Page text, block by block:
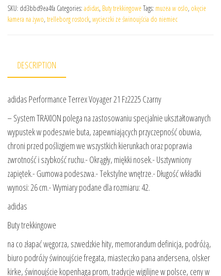
SKU: dd3bbd9ea4fa Categories: adidas, Buty trekkingowe Tags: muzea w oslo, okęcie
kamera na żywo, trelleborg rostock, wycieczki ze świnoujścia do niemiec
DESCRIPTION
adidas Performance Terrex Voyager 21 Fz2225 Czarny
– System TRAXION polega na zastosowaniu specjalnie ukształtowanych
wypustek w podeszwie buta, zapewniających przyczepność obuwia,
chroni przed poślizgiem we wszystkich kierunkach oraz poprawia
zwrotność i szybkość ruchu.- Okrągły, miękki nosek.- Usztywniony
zapiętek.- Gumowa podeszwa.- Tekstylne wnętrze.- Długość wkładki
wynosi: 26 cm.- Wymiary podane dla rozmiaru: 42.
adidas
Buty trekkingowe
na co złapać węgorza, szwedzkie hity, memorandum definicja, podróżą,
biuro podróży świnoujście fregata, miasteczko pana andersena, olsker
kirke, świnoujście kopenhaga prom, tradycje wigilijne w polsce, ceny w